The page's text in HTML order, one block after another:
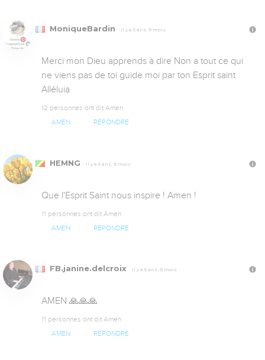
MoniqueBardin Il y a 5 ans, 9 mois
Merci mon Dieu apprends à dire Non a tout ce qui
ne viens pas de toi guide moi par ton Esprit saint
Alléluia
12 personnes ont dit Amen
AMEN RÉPONDRE
HEMNG Il y a 5 ans, 9 mois
Que l'Esprit Saint nous inspire ! Amen !
11 personnes ont dit Amen
AMEN RÉPONDRE
FB.janine.delcroix Il y a 5 ans, 9 mois
AMEN 🙏🙏🙏
11 personnes ont dit Amen
AMEN RÉPONDRE